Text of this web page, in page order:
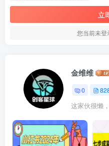
立
您当前未登
金维维
0
这家伙很懒